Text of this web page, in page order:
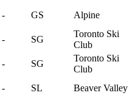
- GS Alpine
- SG
Toronto Ski
Club
- SG
Toronto Ski
Club
- SL Beaver Valley